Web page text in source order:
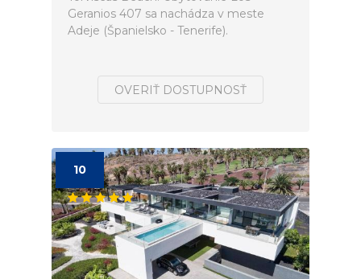
Geranios 407 sa nachádza v meste
Adeje (Španielsko - Tenerife).
OVERIŤ DOSTUPNOSŤ
10